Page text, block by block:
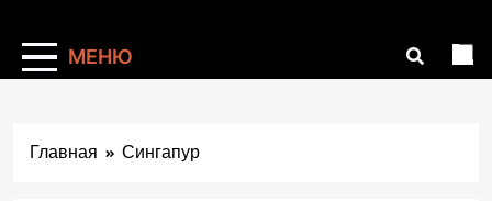
МЕНЮ
Главная Сингапур